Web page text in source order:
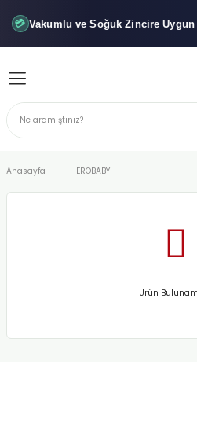
💳 Vakumlu ve SoğukZincire Uygun
Geri Dön
Geri Dön
Geri Dön
Anasayfa HEROBABY
Ürün